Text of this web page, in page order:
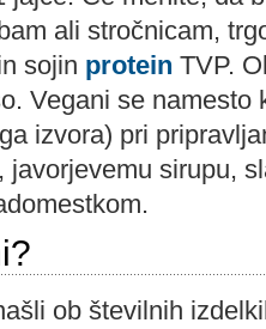
ali stročnicam,
sojin protein TVP.
Vegani se namesto
izvora) pri
javorjevemu sirupu,
ob številnih